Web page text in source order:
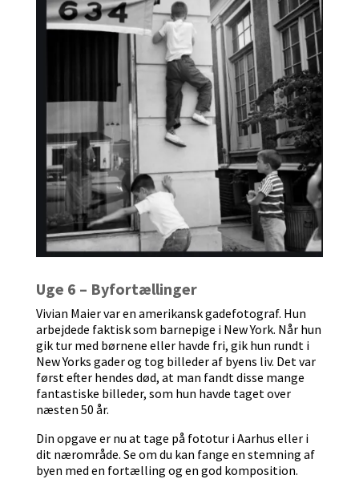
Uge 6 – Byfortællinger
Vivian Maier var en amerikansk gadefotograf. Hun
arbejdede faktisk som barnepige i New York. Når hun
gik tur med børnene eller havde fri, gik hun rundt i
New Yorks gader og tog billeder af byens liv. Det var
først efter hendes død, at man fandt disse mange
fantastiske billeder, som hun havde taget over
næsten 50 år.
Din opgave er nu at tage på fototur i Aarhus eller i
dit nærområde. Se om du kan fange en stemning af
byen med en fortælling og en god komposition.